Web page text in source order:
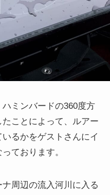
ミンバードの360度方
ことによって、ルアー
るかをゲストさんにイ
ております。
周辺の流入河川に入る